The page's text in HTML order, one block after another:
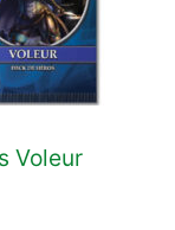
Voleur